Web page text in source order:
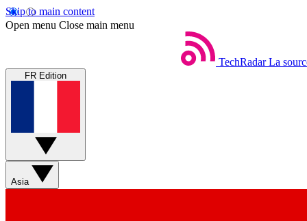
Skip to main content
Open menu Close main menu
TechRadar La
FR Edition
Asia